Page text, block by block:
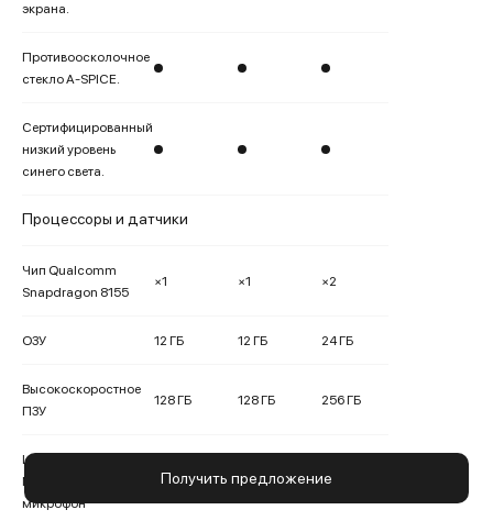
экрана.
Противоосколочное
стекло A-SPICE.
Сертифицированный
низкий уровень
синего света.
Процессоры и датчики
Чип Qualcomm
Snapdragon 8155
×1 ×1 ×2
ОЗУ 12 ГБ 12 ГБ 24 ГБ
Высокоскоростное
ПЗУ
128 ГБ 128 ГБ 256 ГБ
Цифровой
МЭМС-
микрофон
×4 ×4 ×4
Получить предложение